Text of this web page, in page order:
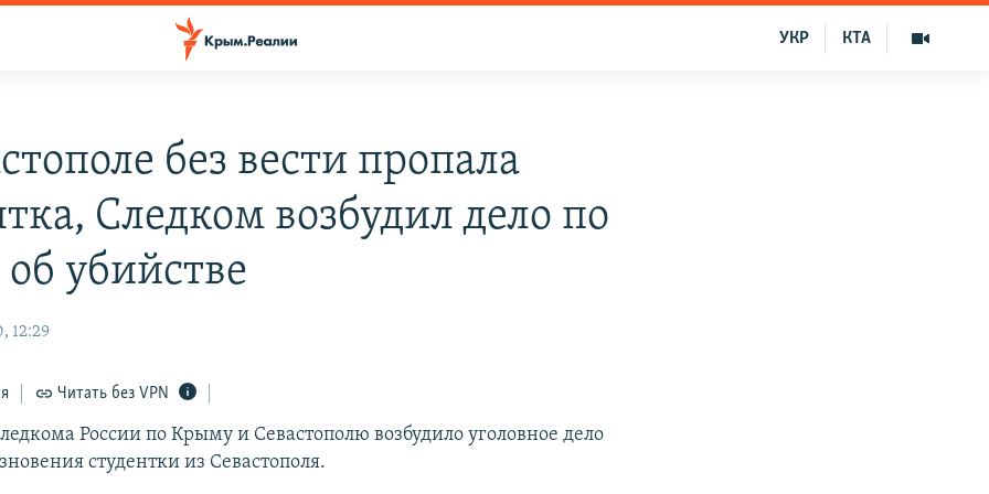
КТА
УКР
без вести пропала
Следком возбудил дело по
об убийстве
12:29
Читать без VPN
России по Крыму и Севастополю возбудило уголовное дело
студентки из Севастополя.